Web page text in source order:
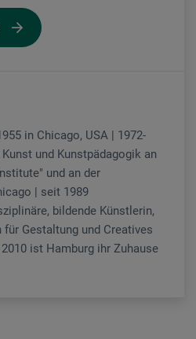
in Chicago, USA | 1972-
und Kunstpädagogik an
und an der
| seit 1989
bildende Künstlerin,
für Gestaltung und Creatives
ist Hamburg ihr Zuhause